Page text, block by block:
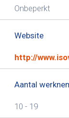
Onbeperkt
Website
http://
Aantal
10 - 19